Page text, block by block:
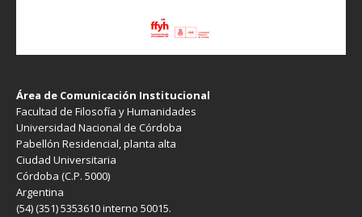
Área de Comunicación Institucional
Facultad de Filosofía y Humanidades
Universidad Nacional de Córdoba
Pabellón Residencial, planta alta
Ciudad Universitaria
Córdoba (C.P. 5000)
Argentina
(54) (351) 5353610 interno 50015.